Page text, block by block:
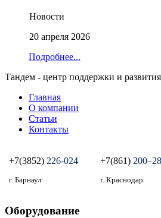
Новости
20 апреля 2026
Подробнее...
Тандем - центр поддержки и развития
Главная
О компании
Статьи
Контакты
+7(3852) 226-024
г. Барнаул
+7(861)
г. Краснодар
Оборудование